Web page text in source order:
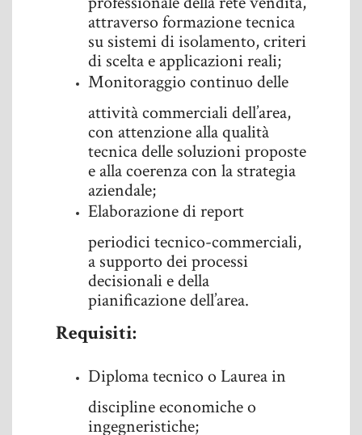
attraverso formazione tecnica
su sistemi di isolamento, criteri
di scelta e applicazioni reali;
Monitoraggio continuo delle
attività commerciali dell’area,
con attenzione alla qualità
tecnica delle soluzioni proposte
e alla coerenza con la strategia
aziendale;
Elaborazione di report
periodici tecnico-commerciali,
a supporto dei processi
decisionali e della
pianificazione dell’area.
Requisiti:
Diploma tecnico o Laurea in
discipline economiche o
ingegneristiche;